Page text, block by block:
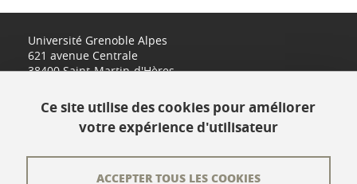
Université Grenoble Alpes
621 avenue Centrale
38400 Saint-Martin-d'Hères
Ce site utilise des cookies pour améliorer
votre expérience d'utilisateur
ACCEPTER TOUS LES COOKIES